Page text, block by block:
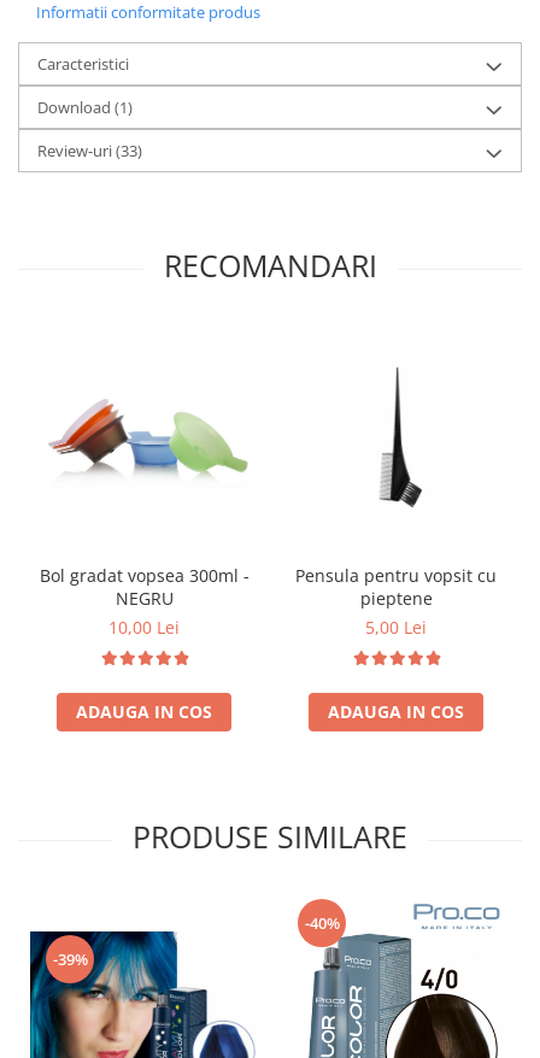
Informatii conformitate produs
Caracteristici
Download (1)
Review-uri(33)
RECOMANDARI
Bol gradat vopsea 300ml -
NEGRU
10,00 Lei
ADAUGA IN COS
Pensula pentru vopsit cu
pieptene
5,00 Lei
ADAUGA IN COS
PRODUSE SIMILARE
-39%
-40%